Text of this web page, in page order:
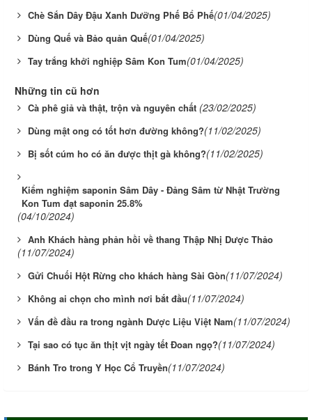
Chè Sắn Dây Đậu Xanh Dưỡng Phế Bổ Phế(01/04/2025)
Dùng Quế và Bảo quản Quế(01/04/2025)
Tay trắng khởi nghiệp Sâm Kon Tum(01/04/2025)
Những tin cũ hơn
Cà phê giả và thật, trộn và nguyên chất (23/02/2025)
Dùng mật ong có tốt hơn đường không?(11/02/2025)
Bị sốt cúm ho có ăn được thịt gà không?(11/02/2025)
Kiểm nghiệm saponin Sâm Dây - Đảng Sâm từ Nhật Trường
Kon Tum đạt saponin 25.8%
(04/10/2024)
Anh Khách hàng phản hồi về thang Thập Nhị Dược Thảo
(11/07/2024)
Gửi Chuối Hột Rừng cho khách hàng Sài Gòn(11/07/2024)
Không ai chọn cho mình nơi bắt đầu(11/07/2024)
Vấn đề đầu ra trong ngành Dược Liệu Việt Nam(11/07/2024)
Tại sao có tục ăn thịt vịt ngày tết Đoan ngọ?(11/07/2024)
Bánh Tro trong Y Học Cổ Truyền(11/07/2024)